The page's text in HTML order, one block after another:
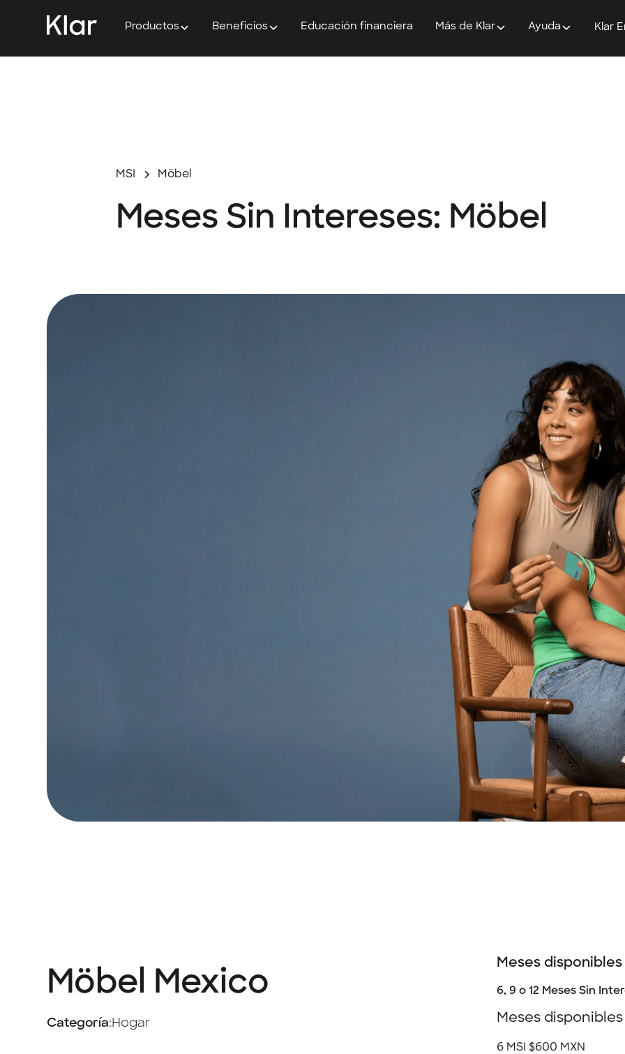
Productos Beneficios Educación financiera Más de Klar Ayuda Klar
MSI Möbel
Meses Sin Intereses: Möbel
Möbel Mexico
Categoría:Hogar
Meses disponibles
6, 9 o 12 Meses Sin
Meses disponibles
6 MSI $600 MXN